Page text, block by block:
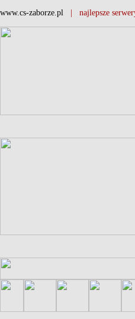
www.cs-zaborze.pl | najlepsze